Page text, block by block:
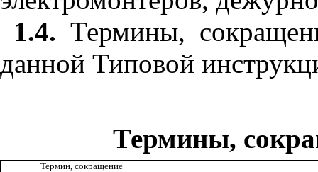
1.4. Термины,
данной Типовой
Термины,
Термин, сокращение